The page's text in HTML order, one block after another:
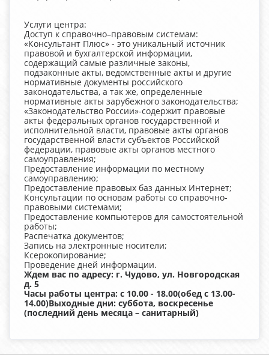
Услуги центра:
Доступ к справочно–правовым системам:
«Консультант Плюс» - это уникальный источник
правовой и бухгалтерской информации,
содержащий самые различные законы,
подзаконные акты, ведомственные акты и другие
нормативные документы российского
законодательства, а так же, определенные
нормативные акты зарубежного законодательства;
«Законодательство России»-содержит правовые
акты федеральных органов государственной и
исполнительной власти, правовые акты органов
государственной власти субъектов Российской
федерации, правовые акты органов местного
самоуправления;
Предоставление информации по местному
самоуправлению;
Предоставление правовых баз данных Интернет;
Консультации по основам работы со справочно-
правовыми системами;
Предоставление компьютеров для самостоятельной
работы;
Распечатка документов;
Запись на электронные носители;
Ксерокопирование;
Проведение дней информации.
Ждем вас по адресу: г. Чудово, ул. Новгородская
д. 5
Часы работы центра: с 10.00 - 18.00(обед с 13.00-
14.00)Выходные дни: суббота, воскресенье
(последний день месяца – санитарный)